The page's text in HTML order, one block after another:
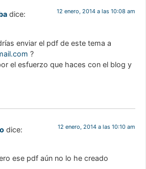
dice: 12 enero, 2014 a las 10:08 am
enviar el pdf de este tema a
?
el esfuerzo que haces con el blog y
dice: 12 enero, 2014 a las 10:10 am
ese pdf aún no lo he creado